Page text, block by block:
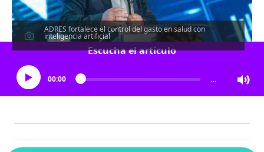
ADRES fortalece el control del gasto en salud con
inteligencia artificial
Escucha el artículo
00:00 …